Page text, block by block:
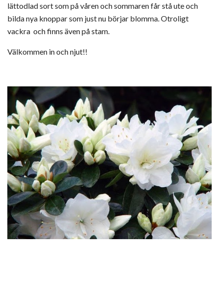
lättodlad sort som på våren och sommaren får stå ute och
bilda nya knoppar som just nu börjar blomma. Otroligt
vackra och finns även på stam.
Välkommen in och njut!!